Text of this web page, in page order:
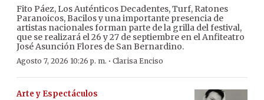
Fito Páez, Los Auténticos Decadentes, Turf, Ratones
Paranoicos, Bacilos y una importante presencia de
artistas nacionales forman parte de la grilla del festival,
que se realizará el 26 y 27 de septiembre en el Anfiteatro
José Asunción Flores de San Bernardino.
Agosto 7, 2026 10:26 p. m. · Clarisa Enciso
Arte y Espectáculos